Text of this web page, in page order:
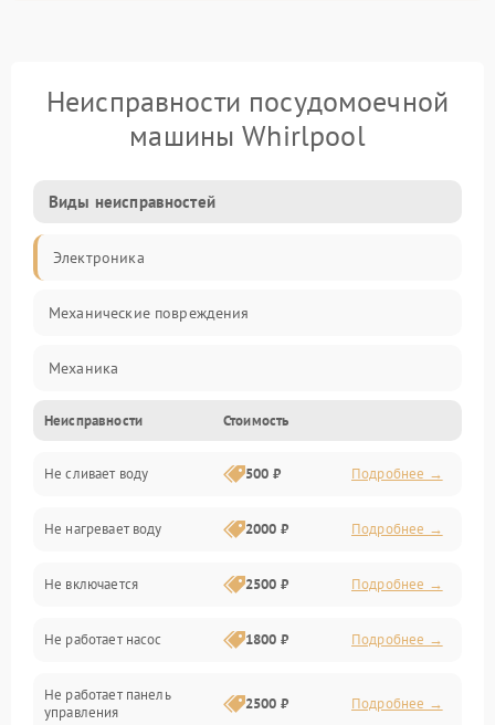
Неисправности посудомоечной
машины Whirlpool
Виды неисправностей
Электроника
Механические повреждения
Механика
Управление
Электропитание
Датчики
Нагрев
Вода
Гигиена
Неисправности Стоимость
Не сливает воду 500 ₽ Подробнее →
Не нагревает воду 2000 ₽ Подробнее →
Не включается 2500 ₽ Подробнее →
Не работает насос 1800 ₽ Подробнее →
Не работает панель
управления
2500 ₽ Подробнее →